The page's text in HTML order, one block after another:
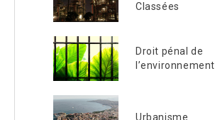
Classées
Droit pénal de
l’environnement
Urbanisme